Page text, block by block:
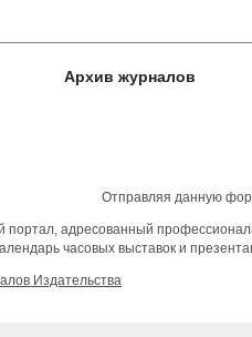
Архив журналов
Отправляя данную
адресованный
часовых выставок и
Издательства